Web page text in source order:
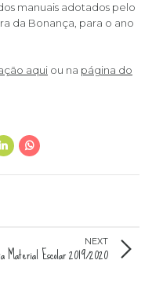
manuais adotados pelo
da Bonança, para o ano
aqui ou na página do
NEXT
Material Escolar 2019/2020